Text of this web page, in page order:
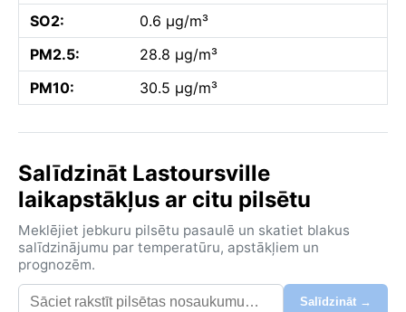
SO2:
0.6 µg/m³
PM2.5:
28.8 µg/m³
PM10:
30.5 µg/m³
Salīdzināt Lastoursville
laikapstākļus ar citu pilsētu
Meklējiet jebkuru pilsētu pasaulē un skatiet blakus
salīdzinājumu par temperatūru, apstākļiem un
prognozēm.
Salīdzināt →